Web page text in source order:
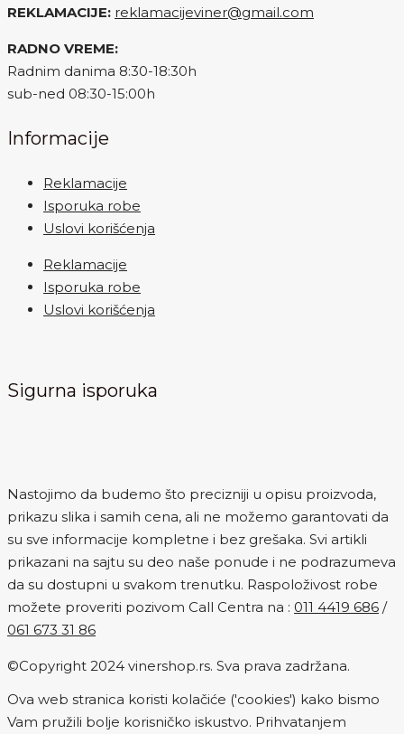
REKLAMACIJE: reklamacijeviner@gmail.com
RADNO VREME:
Radnim danima 8:30-18:30h
sub-ned 08:30-15:00h
Informacije
Reklamacije
Isporuka robe
Uslovi korišćenja
Reklamacije
Isporuka robe
Uslovi korišćenja
Sigurna isporuka
Nastojimo da budemo što precizniji u opisu proizvoda,
prikazu slika i samih cena, ali ne možemo garantovati da
su sve informacije kompletne i bez grešaka. Svi artikli
prikazani na sajtu su deo naše ponude i ne podrazumeva
da su dostupni u svakom trenutku. Raspoloživost robe
možete proveriti pozivom Call Centra na : 011 4419 686 /
061 673 31 86
©Copyright 2024 vinershop.rs. Sva prava zadržana.
Ova web stranica koristi kolačiće ('cookies') kako bismo
Vam pružili bolje korisničko iskustvo. Prihvatanjem